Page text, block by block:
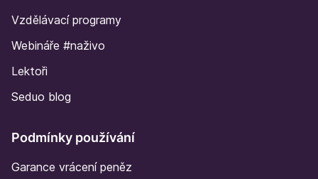
Vzdělávací programy
Webináře #naživo
Lektoři
Seduo blog
Podmínky používání
Garance vrácení peněz